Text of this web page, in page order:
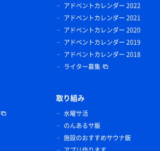
アドベントカレンダー 2022
アドベントカレンダー 2021
アドベントカレンダー 2020
アドベントカレンダー 2019
アドベントカレンダー 2018
ライター募集
取り組み
水曜サ活
のんあるサ飯
施設のおすすめサウナ飯